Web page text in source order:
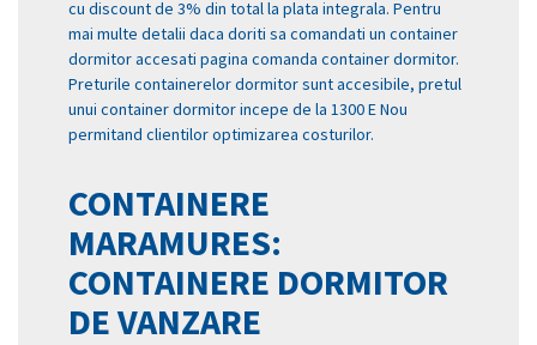
cu discount de 3% din total la plata integrala. Pentru
mai multe detalii daca doriti sa comandati un container
dormitor accesati pagina comanda container dormitor.
Preturile containerelor dormitor sunt accesibile, pretul
unui container dormitor incepe de la 1300 E Nou
permitand clientilor optimizarea costurilor.
CONTAINERE
MARAMURES:
CONTAINERE DORMITOR
DE VANZARE